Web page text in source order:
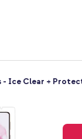
- Ice Clear +